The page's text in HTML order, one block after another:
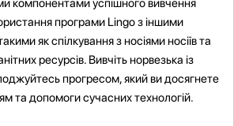
програми Lingo з іншими
як спілкування з носіями носіїв та
ресурсів. Вивчіть норвезька із
прогресом, який ви досягнете
та допомоги сучасних технологій.